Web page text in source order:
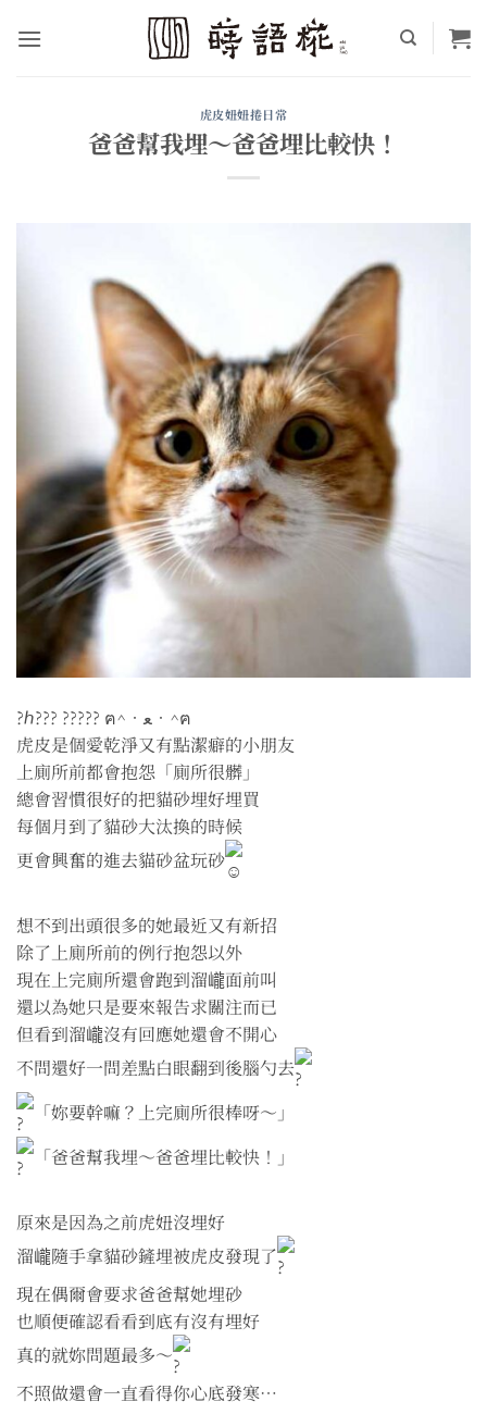
虎皮妞妞捲日常
爸爸幫我埋～爸爸埋比較快！
?ℎ??? ????? ฅ^•ﻌ•^ฅ
虎皮是個愛乾淨又有點潔癖的小朋友
上廁所前都會抱怨「廁所很髒」
總會習慣很好的把貓砂埋好埋買
每個月到了貓砂大汰換的時候
更會興奮的進去貓砂盆玩砂
想不到出頭很多的她最近又有新招
除了上廁所前的例行抱怨以外
現在上完廁所還會跑到溜巄面前叫
還以為她只是要來報告求關注而已
但看到溜巄沒有回應她還會不開心
不問還好一問差點白眼翻到後腦勺去
「妳要幹嘛？上完廁所很棒呀～」
「爸爸幫我埋～爸爸埋比較快！」
原來是因為之前虎妞沒埋好
溜巄隨手拿貓砂鏟埋被虎皮發現了
現在偶爾會要求爸爸幫她埋砂
也順便確認看看到底有沒有埋好
真的就妳問題最多～
不照做還會一直看得你心底發寒⋯